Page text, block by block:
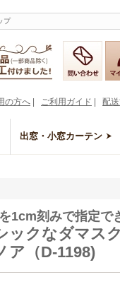
プ
配
ご利用ガイド
の方へ
出窓・小窓カーテン
1cm刻みで指定で
ックなダマス
ア（D-1198)